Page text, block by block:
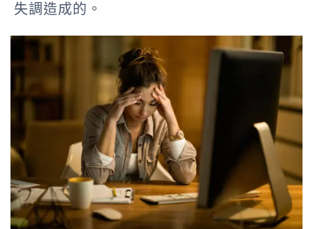
失調造成的。